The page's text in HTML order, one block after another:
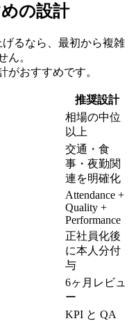
の設計
るなら、最初から複雑
ん。
がおすすめです。
推奨設計
相場の中位
以上
交通・食
事・夜勤関
連を明確化
Attendance +
Quality +
Performance
正社員化後
に本人分付
与
6ヶ月レビュ
ー
KPI と QA